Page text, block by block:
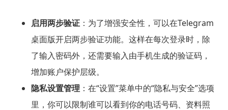
启用两步验证：为了增强安全性，可以在Telegram
桌面版开启两步验证功能。这样在每次登录时，除
了输入密码外，还需要输入由手机生成的验证码，
增加账户保护层级。
隐私设置管理 ：在“设置”菜单中的“隐私与安全”选项
里，你可以限制谁可以看到你的电话号码、资料照